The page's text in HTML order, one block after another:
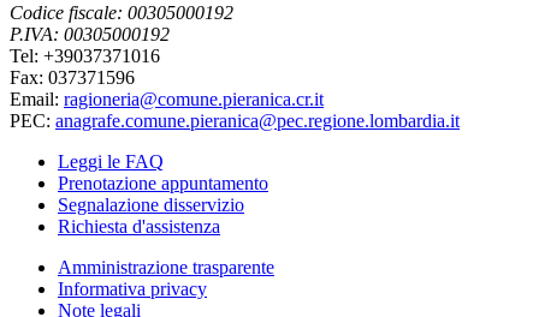
Codice fiscale: 00305000192
P.IVA: 00305000192
Tel: +39037371016
Fax: 037371596
Email: ragioneria@comune.pieranica.cr.it
PEC: anagrafe.comune.pieranica@pec.regione.lombardia.it
Leggi le FAQ
Prenotazione appuntamento
Segnalazione disservizio
Richiesta d'assistenza
Amministrazione trasparente
Informativa privacy
Note legali